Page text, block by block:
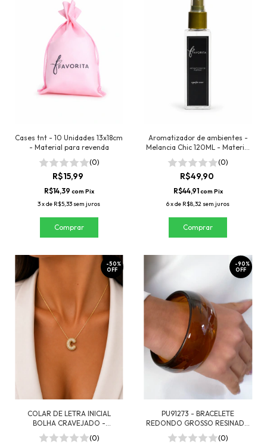
Cases tnt - 10 Unidades 13x18cm
- Material para revenda
(0)
R$15,99
R$14,39 com Pix
3xde R$5,33 sem juros
Aromatizador de ambientes -
Melancia Chic 120ML - Material
para revenda
(0)
R$49,90
R$44,91com Pix
6xde R$8,32 sem juros
COLAR DE LETRA INICIAL
BOLHA CRAVEJADO -
FOLHEADO A OURO
(0)
-50%
OFF
PU91273 - BRACELETE
REDONDO GROSSO RESINADO
- MARROM MARMORIZADO
(0)
-90%
OFF